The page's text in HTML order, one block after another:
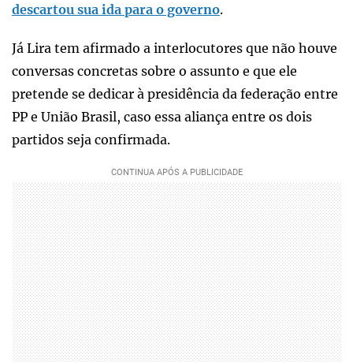
descartou sua ida para o governo.
Já Lira tem afirmado a interlocutores que não houve
conversas concretas sobre o assunto e que ele
pretende se dedicar à presidência da federação entre
PP e União Brasil, caso essa aliança entre os dois
partidos seja confirmada.